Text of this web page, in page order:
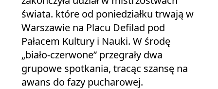
świata. które od poniedziałku trwają w
Warszawie na Placu Defilad pod
Pałacem Kultury i Nauki. W środę
„biało-czerwone” przegrały dwa
grupowe spotkania, tracąc szansę na
awans do fazy pucharowej.